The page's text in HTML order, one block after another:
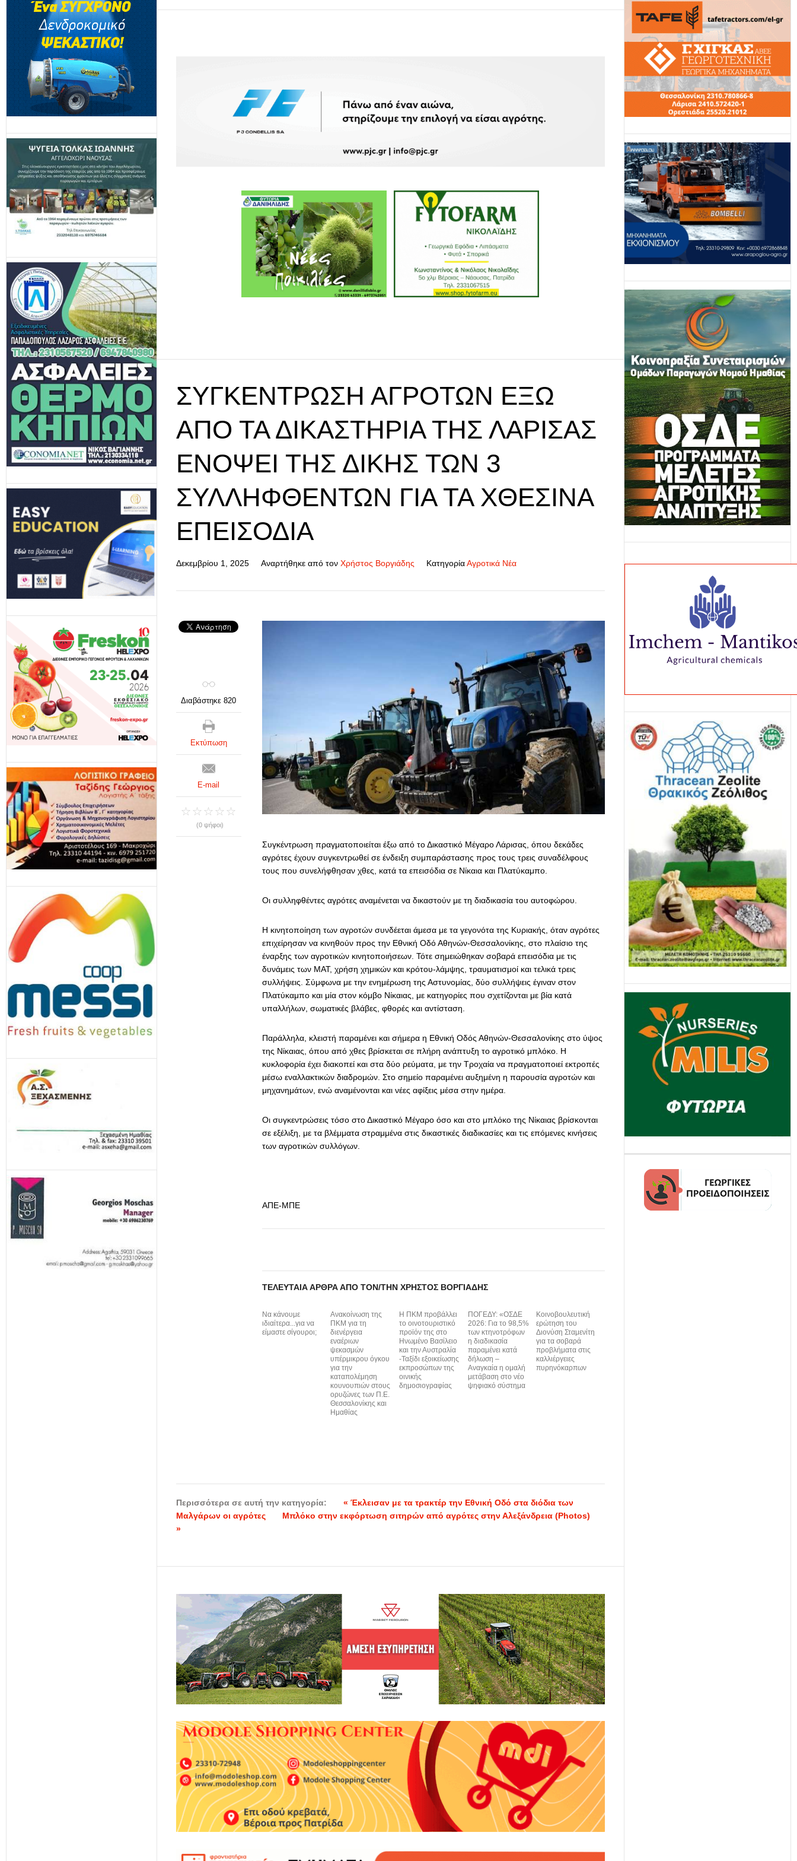
ΣΥΓΚΈΝΤΡΩΣΗ ΑΓΡΟΤΏΝ ΈΞΩ
ΑΠΌ ΤΑ ΔΙΚΑΣΤΉΡΙΑ ΤΗΣ ΛΆΡΙΣΑΣ
ΕΝΌΨΕΙ ΤΗΣ ΔΊΚΗΣ ΤΩΝ 3
ΣΥΛΛΗΦΘΈΝΤΩΝ ΓΙΑ ΤΑ ΧΘΕΣΙΝΆ
ΕΠΕΙΣΌΔΙΑ
Δεκεμβρίου 1, 2025 Αναρτήθηκε από τον Χρήστος Βοργιάδης Κατηγορία Αγροτικά Νέα
Συγκέντρωση πραγματοποιείται έξω από το Δικαστικό Μέγαρο Λάρισας, όπου δεκάδες
αγρότες έχουν συγκεντρωθεί σε ένδειξη συμπαράστασης προς τους τρεις συναδέλφους
τους που συνελήφθησαν χθες, κατά τα επεισόδια σε Νίκαια και Πλατύκαμπο.
Οι συλληφθέντες αγρότες αναμένεται να δικαστούν με τη διαδικασία του αυτοφώρου.
Η κινητοποίηση των αγροτών συνδέεται άμεσα με τα γεγονότα της Κυριακής, όταν αγρότες
επιχείρησαν να κινηθούν προς την Εθνική Οδό Αθηνών-Θεσσαλονίκης, στο πλαίσιο της
έναρξης των αγροτικών κινητοποιήσεων. Τότε σημειώθηκαν σοβαρά επεισόδια με τις
δυνάμεις των ΜΑΤ, χρήση χημικών και κρότου-λάμψης, τραυματισμοί και τελικά τρεις
συλλήψεις. Σύμφωνα με την ενημέρωση της Αστυνομίας, δύο συλλήψεις έγιναν στον
Πλατύκαμπο και μία στον κόμβο Νίκαιας, με κατηγορίες που σχετίζονται με βία κατά
υπαλλήλων, σωματικές βλάβες, φθορές και αντίσταση.
Παράλληλα, κλειστή παραμένει και σήμερα η Εθνική Οδός Αθηνών-Θεσσαλονίκης στο ύψος
της Νίκαιας, όπου από χθες βρίσκεται σε πλήρη ανάπτυξη το αγροτικό μπλόκο. Η
κυκλοφορία έχει διακοπεί και στα δύο ρεύματα, με την Τροχαία να πραγματοποιεί εκτροπές
μέσω εναλλακτικών διαδρομών. Στο σημείο παραμένει αυξημένη η παρουσία αγροτών και
μηχανημάτων, ενώ αναμένονται και νέες αφίξεις μέσα στην ημέρα.
Οι συγκεντρώσεις τόσο στο Δικαστικό Μέγαρο όσο και στο μπλόκο της Νίκαιας βρίσκονται
σε εξέλιξη, με τα βλέμματα στραμμένα στις δικαστικές διαδικασίες και τις επόμενες κινήσεις
των αγροτικών συλλόγων.
ΑΠΕ-ΜΠΕ
ΤΕΛΕΥΤΑΊΑ ΆΡΘΡΑ ΑΠΌ ΤΟΝ/ΤΗΝ ΧΡΉΣΤΟΣ ΒΟΡΓΙΆΔΗΣ
Να κάνουμε
ιδιαίτερα...για να
είμαστε σίγουροι;
Ανακοίνωση της
ΠΚΜ για τη
διενέργεια
εναέριων
ψεκασμών
υπέρμικρου όγκου
για την
καταπολέμηση
κουνουπιών στους
ορυζώνες των Π.Ε.
Θεσσαλονίκης και
Ημαθίας
H ΠΚΜ προβάλλει
το οινοτουριστικό
προϊόν της στο
Ηνωμένο Βασίλειο
και την Αυστραλία
-Ταξίδι εξοικείωσης
εκπροσώπων της
οινικής
δημοσιογραφίας
ΠΟΓΕΔΥ: «ΟΣΔΕ
2026: Για το 98,5%
των κτηνοτρόφων
η διαδικασία
παραμένει κατά
δήλωση –
Αναγκαία η ομαλή
μετάβαση στο νέο
ψηφιακό σύστημα
Κοινοβουλευτική
ερώτηση του
Διονύση Σταμενίτη
για τα σοβαρά
προβλήματα στις
καλλιέργειες
πυρηνόκαρπων
Διαβάστηκε 820
Εκτύπωση
E-mail
(0 ψήφοι)
Περισσότερα σε αυτή την κατηγορία:
« Έκλεισαν με τα τρακτέρ την Εθνική Οδό στα διόδια των
Μαλγάρων οι αγρότες
Μπλόκο στην εκφόρτωση σιτηρών από αγρότες στην Αλεξάνδρεια (Photos)
»